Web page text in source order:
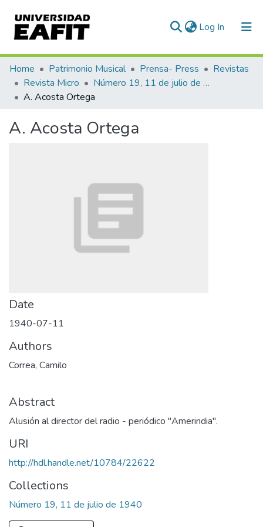
Log In (current)
Communities & Collections
All of DSpace
Home Patrimonio Musical Prensa- Press
Revistas
Revista Micro
Número 19, 11 de julio de 1940
A. Acosta Ortega
A. Acosta Ortega
Date
1940-07-11
Authors
Correa, Camilo
Abstract
Alusión al director del radio - periódico "Amerindia".
URI
http://hdl.handle.net/10784/22622
Collections
Número 19, 11 de julio de 1940